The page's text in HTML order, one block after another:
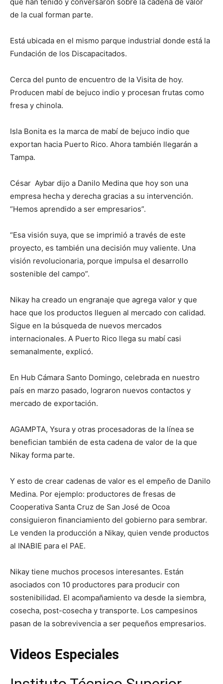
de la cual forman parte.
Está ubicada en el mismo parque industrial donde está la
Fundación de los Discapacitados.
Cerca del punto de encuentro de la Visita de hoy.
Producen mabí de bejuco indio y procesan frutas como
fresa y chinola.
Isla Bonita es la marca de mabí de bejuco indio que
exportan hacia Puerto Rico. Ahora también llegarán a
Tampa.
César Aybar dijo a Danilo Medina que hoy son una
empresa hecha y derecha gracias a su intervención.
“Hemos aprendido a ser empresarios”.
“Esa visión suya, que se imprimió a través de este
proyecto, es también una decisión muy valiente. Una
visión revolucionaria, porque impulsa el desarrollo
sostenible del campo”.
Nikay ha creado un engranaje que agrega valor y que
hace que los productos lleguen al mercado con calidad.
Sigue en la búsqueda de nuevos mercados
internacionales. A Puerto Rico llega su mabí casi
semanalmente, explicó.
En Hub Cámara Santo Domingo, celebrada en nuestro
país en marzo pasado, lograron nuevos contactos y
mercado de exportación.
AGAMPTA, Ysura y otras procesadoras de la línea se
benefician también de esta cadena de valor de la que
Nikay forma parte.
Y esto de crear cadenas de valor es el empeño de Danilo
Medina. Por ejemplo: productores de fresas de
Cooperativa Santa Cruz de San José de Ocoa
consiguieron financiamiento del gobierno para sembrar.
Le venden la producción a Nikay, quien vende productos
al INABIE para el PAE.
Nikay tiene muchos procesos interesantes. Están
asociados con 10 productores para producir con
sostenibilidad. El acompañamiento va desde la siembra,
cosecha, post-cosecha y transporte. Los campesinos
pasan de la sobrevivencia a ser pequeños empresarios.
Videos Especiales